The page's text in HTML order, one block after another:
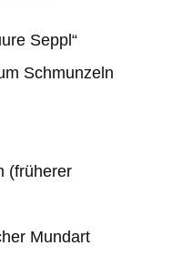
Seppl“
Schmunzeln
(früherer
Mundart